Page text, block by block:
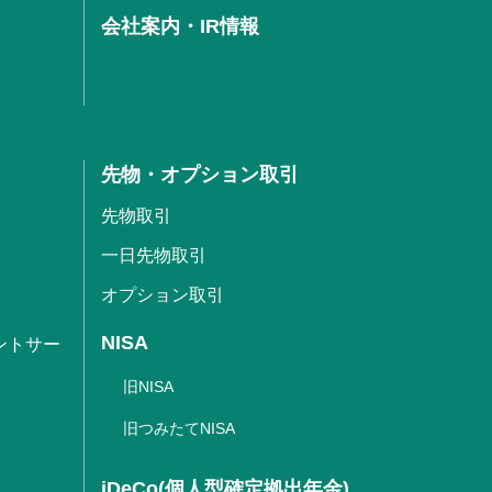
会社案内・IR情報
トサー
先物・オプション取引
先物取引
一日先物取引
オプション取引
NISA
旧NISA
旧つみたてNISA